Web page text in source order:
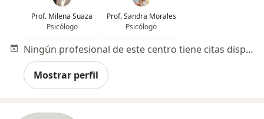
Prof. Milena Suaza
Psicólogo
Prof. Sandra Morales
Psicólogo
Ningún profesional de este centro tiene citas disponibles
Mostrar perfil